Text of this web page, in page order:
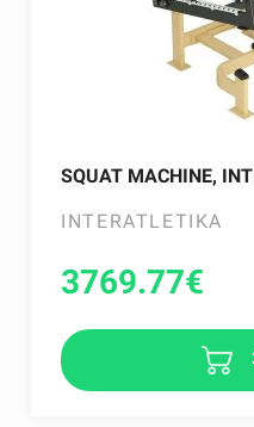
SQUAT MACHINE,
INTERATLETIKA
3769.77€